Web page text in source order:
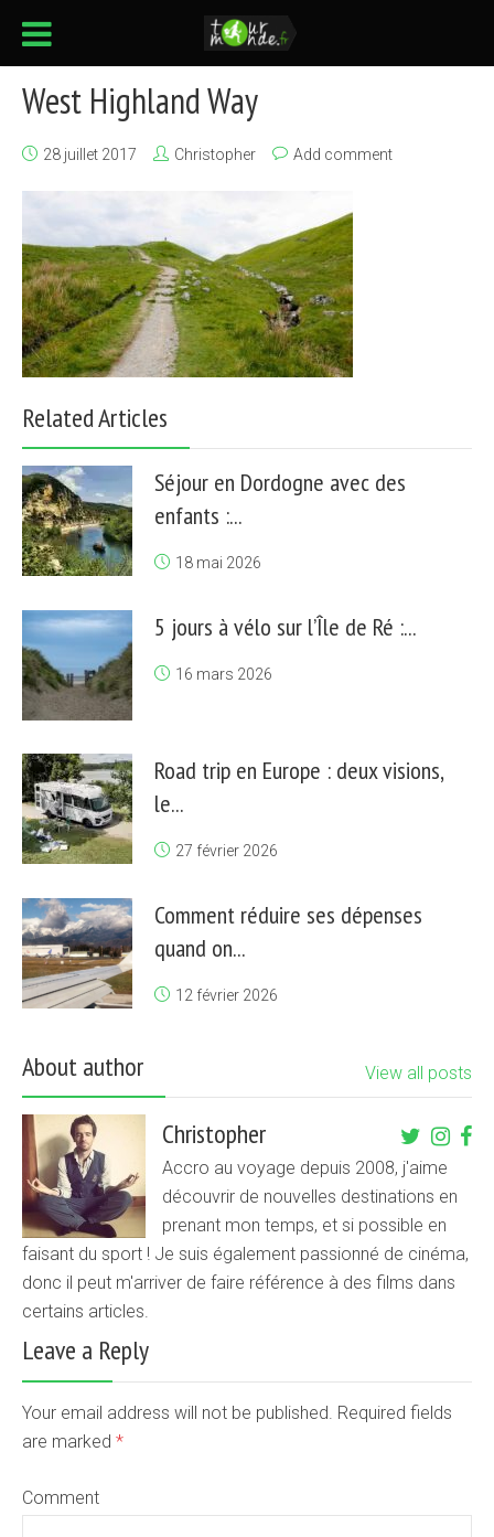
West Highland Way
28 juillet 2017 Christopher Add comment
Related Articles
Séjour en Dordogne avec des
enfants :...
18 mai 2026
5 jours à vélo sur l’Île de Ré :...
16 mars 2026
Road trip en Europe : deux visions,
le...
27 février 2026
Comment réduire ses dépenses
quand on...
12 février 2026
About author View all posts
Christopher
Accro au voyage depuis 2008, j'aime
découvrir de nouvelles destinations en
prenant mon temps, et si possible en
faisant du sport ! Je suis également passionné de cinéma,
donc il peut m'arriver de faire référence à des films dans
certains articles.
Leave a Reply
Your email address will not be published. Required fields
are marked *
Comment